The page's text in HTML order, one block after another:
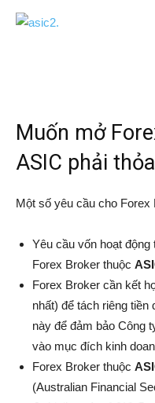
Muốn mở
ASIC phải
Một số yêu cầu cho
Yêu cầu vốn hoạt động
Forex Broker thuộc
Forex Broker cần kết
nhất) để tách riêng
này để đảm bảo Công
vào mục đích kinh
Forex Broker thuộc
(Australian Financial